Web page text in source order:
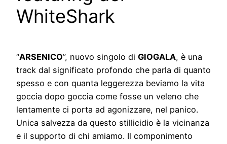
WhiteShark
“ARSENICO”, nuovo singolo di GIOGALA, è una
track dal significato profondo che parla di quanto
spesso e con quanta leggerezza beviamo la vita
goccia dopo goccia come fosse un veleno che
lentamente ci porta ad agonizzare, nel panico.
Unica salvezza da questo stillicidio è la vicinanza
e il supporto di chi amiamo. Il componimento